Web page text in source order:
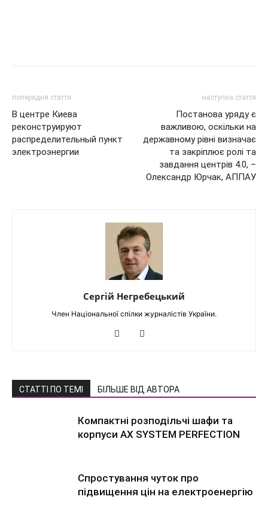
попередня стаття
В центре Киева
реконструируют
распределительный пункт
электроэнергии
наступна стаття
Постанова уряду є
важливою, оскільки на
державному рівні визначає
та закріплює ролі та
завдання центрів 4.0, –
Олександр Юрчак, АППАУ
Сергій Негребецький
Член Національної спілки журналістів України.
СТАТТІ ПО ТЕМІ БІЛЬШЕ ВІД АВТОРА
Компактні розподільчі шафи та
корпуси AX SYSTEM PERFECTION
Спростування чуток про
підвищення цін на електроенергію